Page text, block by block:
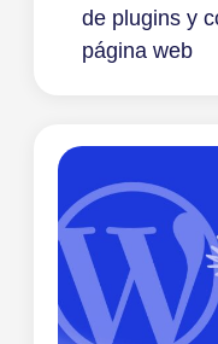
de plugins y
página web